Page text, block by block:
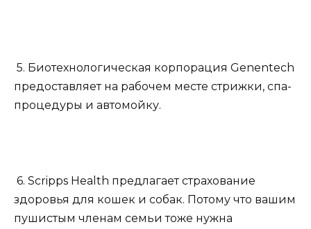
5. Биотехнологическая корпорация Genentech
предоставляет на рабочем месте стрижки, спа-
процедуры и автомойку.
6. Scripps Health предлагает страхование
здоровья для кошек и собак. Потому что вашим
пушистым членам семьи тоже нужна